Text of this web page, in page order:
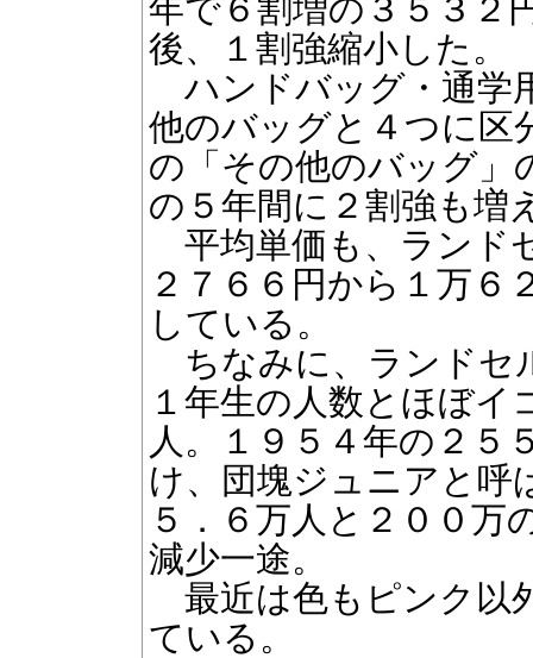
年で６割増の３５３２
後、１割強縮小した。
ハンドバッグ・通学
他のバッグと４つに区
の「その他のバッグ」
の５年間に２割強も増
平均単価も、ランド
２７６６円から１万６
している。
ちなみに、ランドセ
１年生の人数とほぼイ
人。１９５４年の２５
け、団塊ジュニアと呼
５．６万人と２００万
減少一途。
最近は色もピンク以
ている。